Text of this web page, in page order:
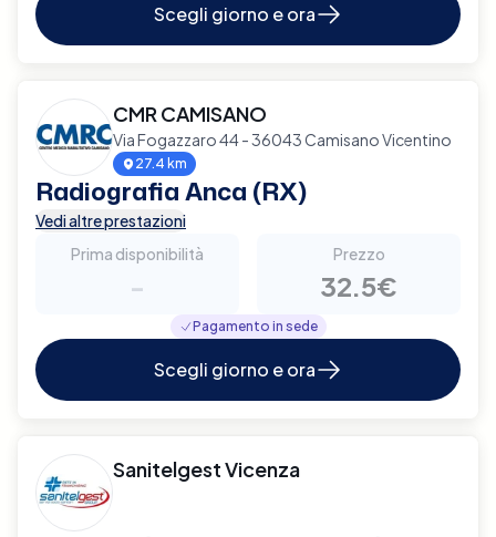
Scegli giorno e ora
CMR CAMISANO
Via Fogazzaro 44 - 36043 Camisano Vicentino
27.4 km
Radiografia Anca (RX)
Vedi altre prestazioni
Prima disponibilità
-
Prezzo
32.5€
Pagamento in sede
Scegli giorno e ora
Sanitelgest Vicenza